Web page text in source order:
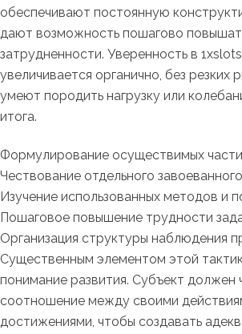
обеспечивают постоянную
дают возможность пошагово
затрудненности. Уверенность в
увеличивается органично, без резких
умеют породить нагрузку или
итога.
Формулирование осуществимых
Чествование отдельного
Изучение использованных методов и
Пошаговое повышение трудности
Организация структуры наблюдения
Существенным элементом этой
понимание развития. Субъект должен
соотношение между своими
достижениями, чтобы создавать